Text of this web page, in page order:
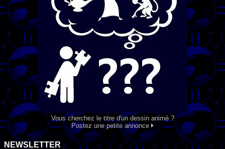
Vous cherchez le titre d'un dessin animé ?
Postez une petite annonce
NEWSLETTER